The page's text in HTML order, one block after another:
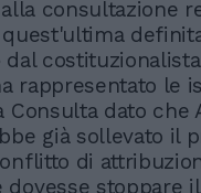
consultazione
quest'ultima
dal
rappresentato le
Consulta dato che
già sollevato il
di
dovesse stoppare